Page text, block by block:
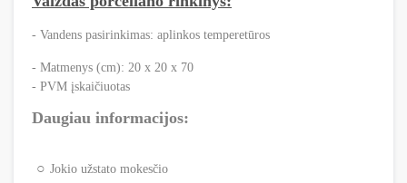
- Vandens pasirinkimas: aplinkos temperetūros
- Matmenys (cm): 20 x 20 x 70
- PVM įskaičiuotas
Daugiau informacijos:
Jokio užstato mokesčio